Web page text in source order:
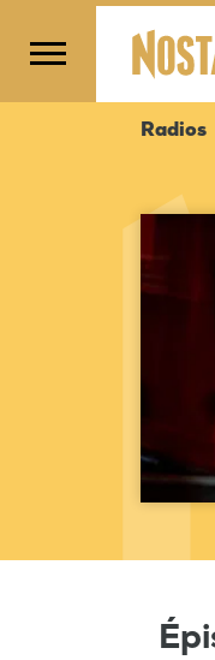
Radios